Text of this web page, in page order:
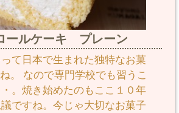
ールケーキ プレーン
て日本で生まれた独特なお菓
。 なので専門学校でも習うこ
。焼き始めたのもここ１０年
ですね。今じゃ大切なお菓子